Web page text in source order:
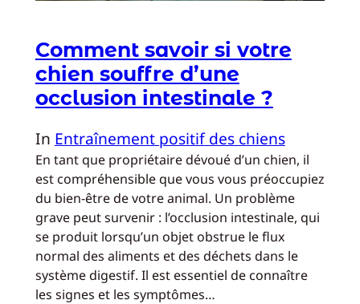
Comment savoir si votre
chien souffre d’une
occlusion intestinale ?
In Entraînement positif des chiens
En tant que propriétaire dévoué d’un chien, il
est compréhensible que vous vous préoccupiez
du bien-être de votre animal. Un problème
grave peut survenir : l’occlusion intestinale, qui
se produit lorsqu’un objet obstrue le flux
normal des aliments et des déchets dans le
système digestif. Il est essentiel de connaître
les signes et les symptômes…